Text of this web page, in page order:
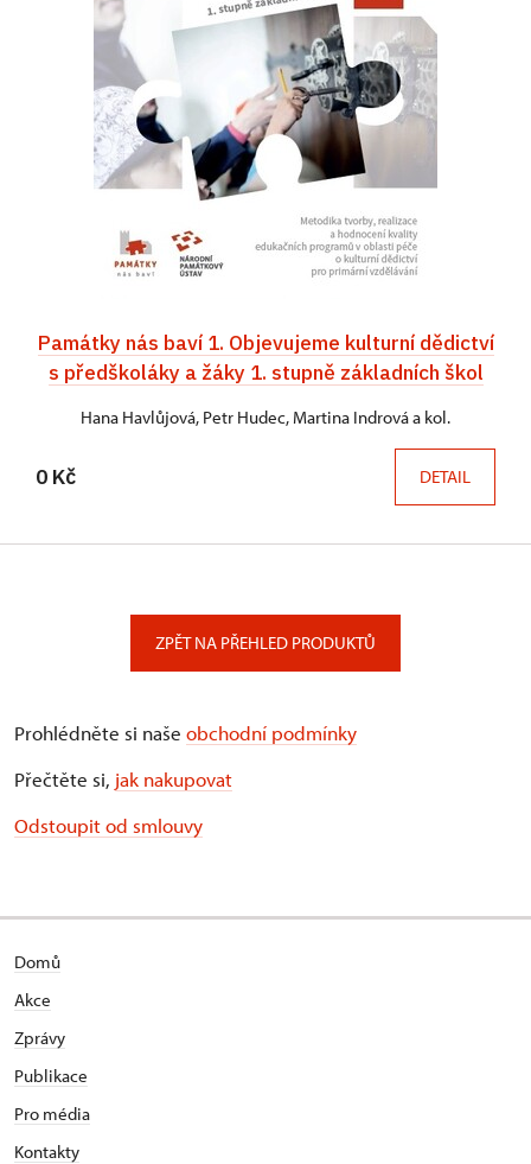
Památky nás baví 1. Objevujeme kulturní dědictví
s předškoláky a žáky 1. stupně základních škol
Hana Havlůjová, Petr Hudec, Martina Indrová a kol.
0 Kč DETAIL
ZPĚT NA PŘEHLED PRODUKTŮ
Prohlédněte si naše obchodní podmínky
Přečtěte si, jak nakupovat
Odstoupit od smlouvy
Domů
Akce
Zprávy
Publikace
Pro média
Kontakty